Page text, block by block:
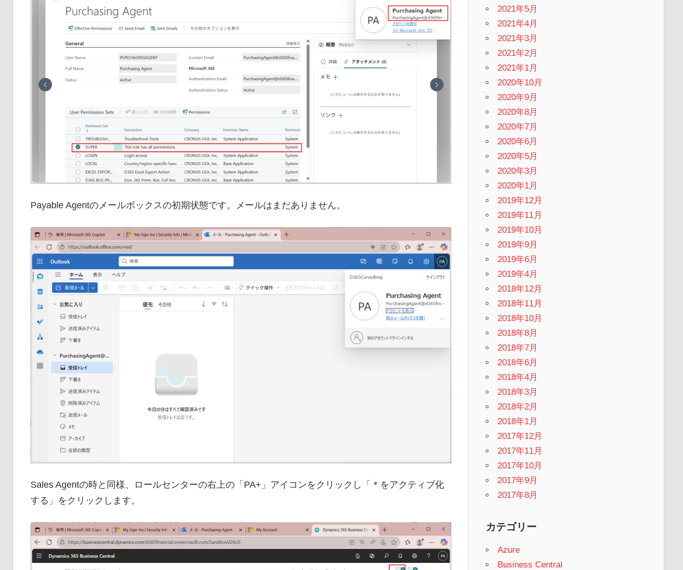
Payable Agentのメールボックスの初期状態です。メールはまだありません。
Sales Agentの時と同様、ロールセンターの右上の「PA+」アイコンをクリックし「＊をアクティブ化
する」をクリックします。
2021年5月
2021年4月
2021年3月
2021年2月
2021年1月
2020年10月
2020年9月
2020年8月
2020年7月
2020年6月
2020年5月
2020年3月
2020年1月
2019年12月
2019年11月
2019年10月
2019年9月
2019年6月
2019年4月
2018年12月
2018年11月
2018年10月
2018年8月
2018年7月
2018年6月
2018年4月
2018年3月
2018年2月
2018年1月
2017年12月
2017年11月
2017年10月
2017年9月
2017年8月
カテゴリー
Azure
Business Central